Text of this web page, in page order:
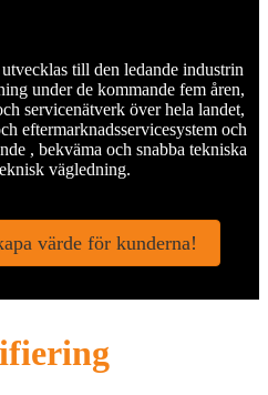
till den ledande industrin
under de kommande fem åren,
servicenätverk över hela landet,
eftermarknadsservicesystem och
, bekväma och snabba tekniska
vägledning.
värde för kunderna!